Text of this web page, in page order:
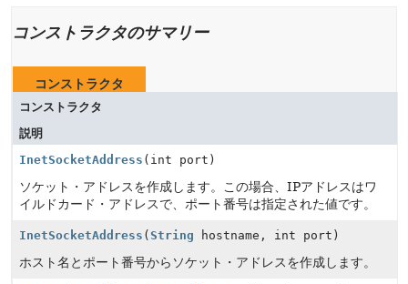
コンストラクタのサマリー
コンストラクタ
コンストラクタ
説明
InetSocketAddress (int port)
ソケット・アドレスを作成します。この場合、IPアドレスはワ
イルドカード・アドレスで、ポート番号は指定された値です。
InetSocketAddress ( String hostname, int port)
ホスト名とポート番号からソケット・アドレスを作成します。